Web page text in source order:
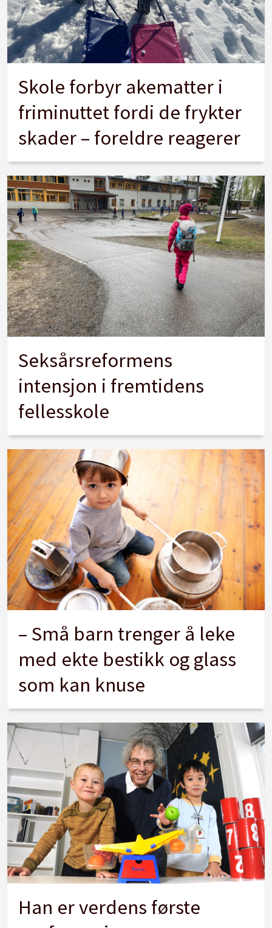
Skole forbyr akematter i
friminuttet fordi de frykter
skader – foreldre reagerer
Seksårsreformens
intensjon i fremtidens
fellesskole
– Små barn trenger å leke
med ekte bestikk og glass
som kan knuse
Han er verdens første